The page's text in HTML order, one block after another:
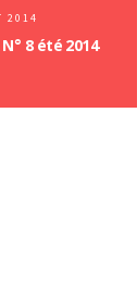
2014
N° 8 été 2014